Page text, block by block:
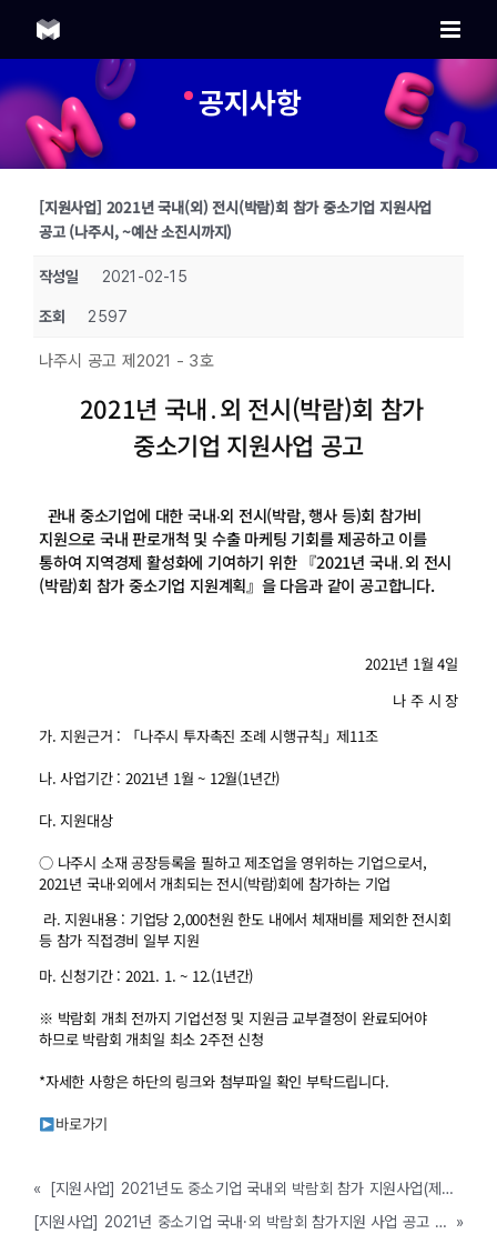
content
공지사항
[지원사업] 2021년 국내(외) 전시(박람)회 참가 중소기업 지원사업
공고 (나주시, ~예산 소진시까지)
작성일 2021-02-15
조회 2597
나주시 공고 제2021 - 3호
2021년 국내․외 전시(박람)회 참가
중소기업 지원사업 공고
관내 중소기업에 대한 국내‧외 전시(박람, 행사 등)회 참가비
지원으로 국내 판로개척 및 수출 마케팅 기회를 제공하고 이를
통하여 지역경제 활성화에 기여하기 위한 『2021년 국내․외 전시
(박람)회 참가 중소기업 지원계획』을 다음과 같이 공고합니다.
2021년 1월 4일
나 주 시 장
가. 지원근거 : 「나주시 투자촉진 조례 시행규칙」제11조
나. 사업기간 : 2021년 1월 ~ 12월(1년간)
다. 지원대상
○ 나주시 소재 공장등록을 필하고 제조업을 영위하는 기업으로서,
2021년 국내·외에서 개최되는 전시(박람)회에 참가하는 기업
라. 지원내용 : 기업당 2,000천원 한도 내에서 체재비를 제외한 전시회
등 참가 직접경비 일부 지원
마. 신청기간 : 2021. 1. ~ 12.(1년간)
※ 박람회 개최 전까지 기업선정 및 지원금 교부결정이 완료되어야
하므로 박람회 개최일 최소 2주전 신청
*자세한 사항은 하단의 링크와 첨부파일 확인 부탁드립니다.
바로가기
«
[지원사업] 2021년도 중소기업 국내외 박람회 참가 지원사업(제천시, ~예산 소진시까지)
[지원사업] 2021년 중소기업 국내·외 박람회 참가지원 사업 공고 (군산시, ~예산 소진시까지)
»